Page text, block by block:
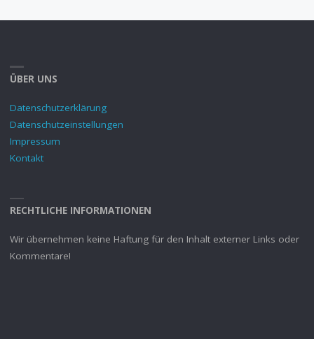
ÜBER UNS
Datenschutzerklärung
Datenschutzeinstellungen
Impressum
Kontakt
RECHTLICHE INFORMATIONEN
Wir übernehmen keine Haftung für den Inhalt externer Links oder
Kommentare!